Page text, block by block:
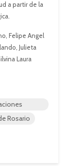
a partir de la
Felipe Angel
Julieta
Laura
Rosario